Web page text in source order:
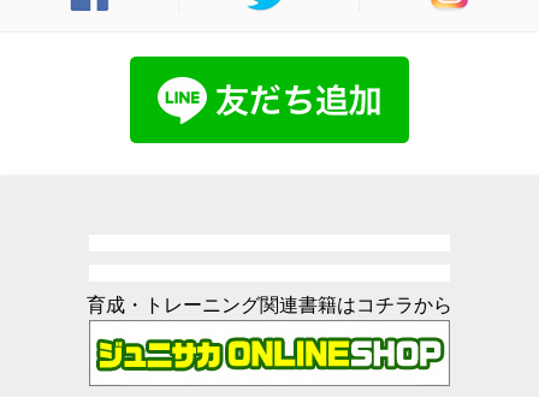
育成・トレーニング関連書籍はコチラから